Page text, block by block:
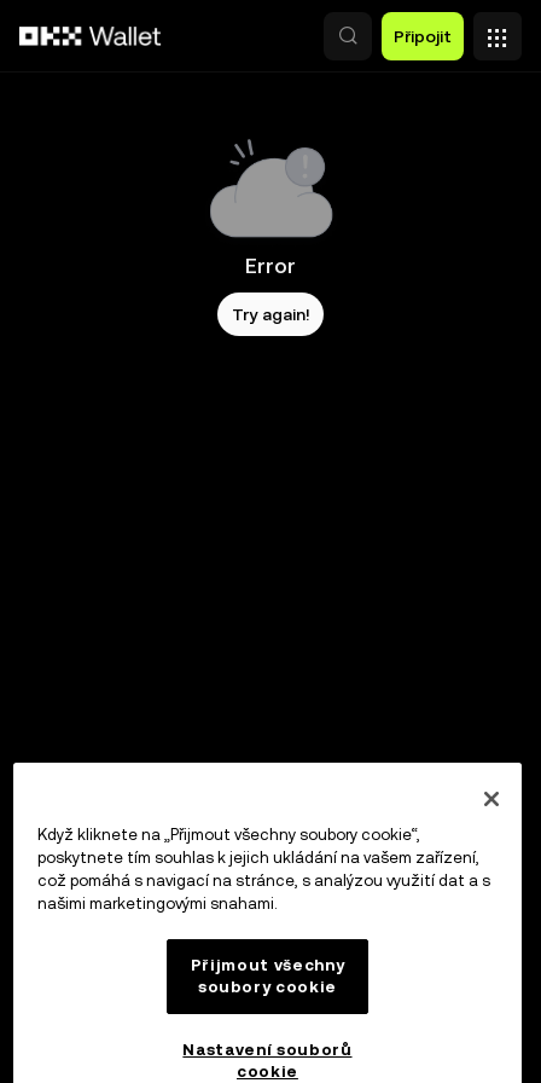
Připojit
Error
Try again!
Když kliknete na „Přijmout všechny soubory cookie“,
poskytnete tím souhlas k jejich ukládání na vašem zařízení,
což pomáhá s navigací na stránce, s analýzou využití dat a s
našimi marketingovými snahami.
Přijmout všechny
soubory cookie
Nastavení souborů
cookie